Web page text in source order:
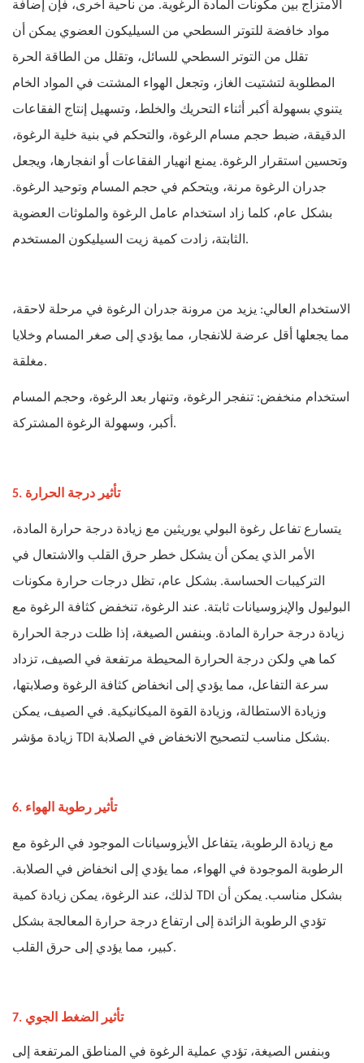
الامتزاج بين مكونات المادة الرغوية. من ناحية أخرى، فإن إضافة
مواد خافضة للتوتر السطحي من السيليكون العضوي يمكن أن
تقلل من التوتر السطحي للسائل، وتقلل من الطاقة الحرة
المطلوبة لتشتيت الغاز، وتجعل الهواء المشتت في المواد الخام
يتنوي بسهولة أكبر أثناء التحريك والخلط، وتسهيل إنتاج الفقاعات
الدقيقة، ضبط حجم مسام الرغوة، والتحكم في بنية خلية الرغوة،
وتحسين استقرار الرغوة. يمنع انهيار الفقاعات أو انفجارها، ويجعل
جدران الرغوة مرنة، ويتحكم في حجم المسام وتوحيد الرغوة.
بشكل عام، كلما زاد استخدام عامل الرغوة والملوثات العضوية
الثابتة، زادت كمية زيت السيليكون المستخدم.
الاستخدام العالي: يزيد من مرونة جدران الرغوة في مرحلة لاحقة،
مما يجعلها أقل عرضة للانفجار، مما يؤدي إلى صغر المسام وخلايا
مغلقة.
استخدام منخفض: تنفجر الرغوة، وتنهار بعد الرغوة، وحجم المسام
أكبر، وسهولة الرغوة المشتركة.
5. تأثير درجة الحرارة
يتسارع تفاعل رغوة البولي يوريثين مع زيادة درجة حرارة المادة،
الأمر الذي يمكن أن يشكل خطر حرق القلب والاشتعال في
التركيبات الحساسة. بشكل عام، تظل درجات حرارة مكونات
البوليول والإيزوسيانات ثابتة. عند الرغوة، تنخفض كثافة الرغوة مع
زيادة درجة حرارة المادة. وبنفس الصيغة، إذا ظلت درجة الحرارة
كما هي ولكن درجة الحرارة المحيطة مرتفعة في الصيف، تزداد
سرعة التفاعل، مما يؤدي إلى انخفاض كثافة الرغوة وصلابتها،
وزيادة الاستطالة، وزيادة القوة الميكانيكية. في الصيف، يمكن
زيادة مؤشر TDI بشكل مناسب لتصحيح الانخفاض في الصلابة.
6. تأثير رطوبة الهواء
مع زيادة الرطوبة، يتفاعل الأيزوسيانات الموجود في الرغوة مع
الرطوبة الموجودة في الهواء، مما يؤدي إلى انخفاض في الصلابة.
لذلك، عند الرغوة، يمكن زيادة كمية TDI بشكل مناسب. يمكن أن
تؤدي الرطوبة الزائدة إلى ارتفاع درجة حرارة المعالجة بشكل
كبير، مما يؤدي إلى حرق القلب.
7. تأثير الضغط الجوي
وبنفس الصيغة، تؤدي عملية الرغوة في المناطق المرتفعة إلى